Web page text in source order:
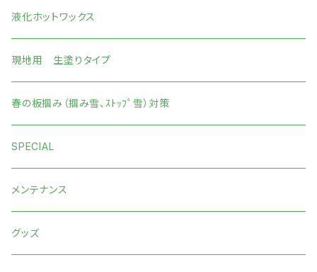
液化ホットワックス
現地用 生塗りタイプ
春の板掴み（掴み雪、ｽﾄｯﾌﾟ雪）対策
SPECIAL
メンテナンス
グッズ